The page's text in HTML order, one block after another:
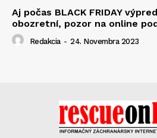
Aj počas BLACK FRIDAY
obozretní, pozor na online
Redakcia - 24. Novembra 2023